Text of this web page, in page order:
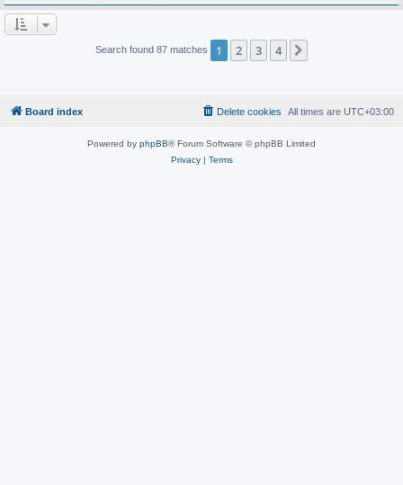
Search found 87 matches 1 2 3 4
Board index All times are UTC+03:00
Delete cookies
Powered by phpBB® Forum Software © phpBB Limited
Privacy| Terms